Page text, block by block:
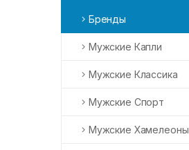
Бренды
Мужские Капли
Мужские Классика
Мужские Спорт
Мужские Хамелеоны